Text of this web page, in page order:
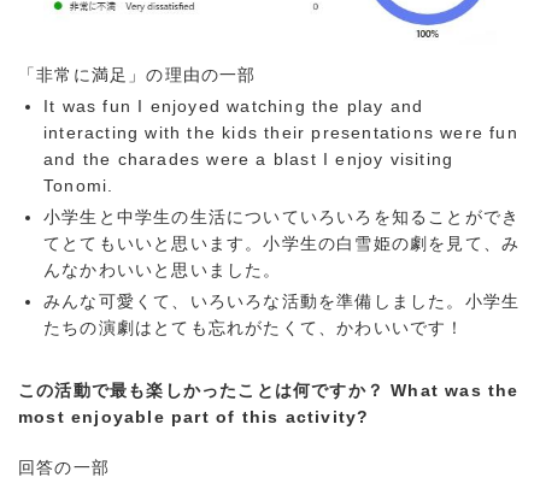
「非常に満足」の理由の一部
It was fun I enjoyed watching the play and
interacting with the kids their presentations were fun
and the charades were a blast I enjoy visiting
Tonomi.
小学生と中学生の生活についていろいろを知ることができ
てとてもいいと思います。小学生の白雪姫の劇を見て、み
んなかわいいと思いました。
みんな可愛くて、いろいろな活動を準備しました。小学生
たちの演劇はとても忘れがたくて、かわいいです！
この活動で最も楽しかったことは何ですか？ What was the
most enjoyable part of this activity?
回答の一部